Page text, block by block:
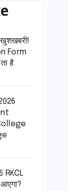
Form
है
RKCL